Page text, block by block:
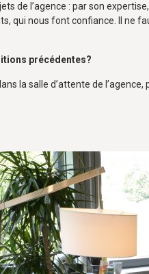
de l’agence : par son
qui nous font confiance. Il ne
précédentes?
la salle d’attente de